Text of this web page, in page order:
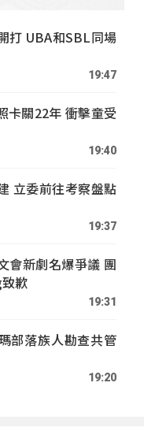
打 UBA和SBL同場
19:47
卡關22年 衝擊童受
19:40
立委前往考察盤點
19:37
會新劇名爆爭議 團
歉
19:31
部落族人勘查共管
19:20